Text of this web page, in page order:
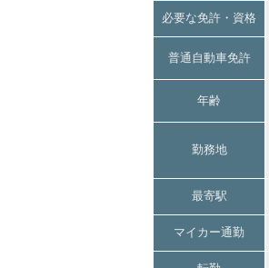
必要な免許・資格
普通自動車免許
年齢
勤務地
最寄駅
マイカー通勤